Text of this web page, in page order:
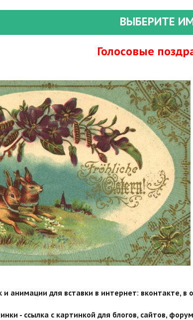
ВЫБЕРИТЕ
Голосовые
анимации для вставки в интернет: вконтакте, в
- ссылка с картинкой для блогов, сайтов,